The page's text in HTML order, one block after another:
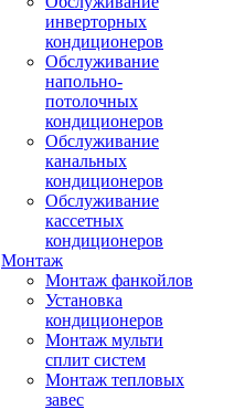
инверторных
кондиционеров
Обслуживание
напольно-
потолочных
кондиционеров
Обслуживание
канальных
кондиционеров
Обслуживание
кассетных
кондиционеров
Монтаж
Монтаж фанкойлов
Установка
кондиционеров
Монтаж мульти
сплит систем
Монтаж тепловых
завес